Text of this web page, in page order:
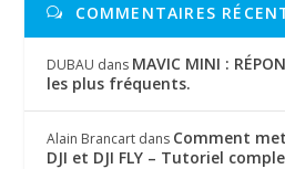
COMMENTAIRES
DUBAU dans MAVIC MINI :
les plus fréquents.
Alain Brancart dans Comment
DJI et DJI FLY – Tutoriel